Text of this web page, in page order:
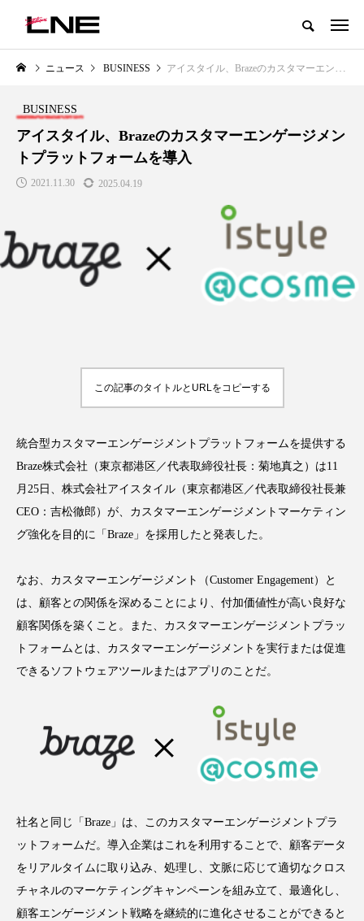
グローバルビューティ＆ヘルスケアビジネス誌
LIFESTYLE
SNSの「加工顔」と美容医療｜AI
BUSINESS
GWI調査から読み解く2030年の
都市型スパ――身近なウェルネ
FEATURED 注目の企画
TAG LIST タグ一覧
AI B2B BeautyTech ChatGPT
Gemini Instagram SaaS SNS
TikTok アスタキサンチン
アレルギー
アンチエイジング アンチソリチュード
インナービューティー 冷え
インナービューティーアワード2025受賞商品
ウェアラブルデバイス ウェルネス
ウェルビーイング エイジングケア
ニュース BUSINESS アイスタイル、Brazeのカスタマーエンゲージメントプラットフォームを導入
BUSINESS
アイスタイル、Brazeのカスタマーエンゲージメン
トプラットフォームを導入
2021.11.30 2025.04.19
この記事のタイトルとURLをコピーする
統合型カスタマーエンゲージメントプラットフォームを提供する
Braze株式会社（東京都港区／代表取締役社長：菊地真之）は11
月25日、株式会社アイスタイル（東京都港区／代表取締役社長兼
CEO：吉松徹郎）が、カスタマーエンゲージメントマーケティン
グ強化を目的に「Braze」を採用したと発表した。
なお、カスタマーエンゲージメント（Customer Engagement）と
は、顧客との関係を深めることにより、付加価値性が高い良好な
顧客関係を築くこと。また、カスタマーエンゲージメントプラッ
トフォームとは、カスタマーエンゲージメントを実行または促進
できるソフトウェアツールまたはアプリのことだ。
社名と同じ「Braze」は、このカスタマーエンゲージメントプラ
ットフォームだ。導入企業はこれを利用することで、顧客データ
をリアルタイムに取り込み、処理し、文脈に応じて適切なクロス
チャネルのマーケティングキャンペーンを組み立て、最適化し、
顧客エンゲージメント戦略を継続的に進化させることができると